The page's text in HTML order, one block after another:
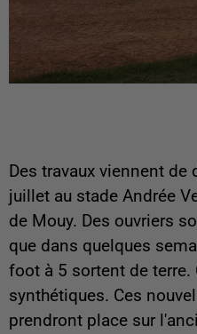
Des travaux viennent de
juillet au stade Andrée
de Mouy. Des ouvriers
que dans quelques
foot à 5 sortent de terre.
synthétiques. Ces
prendront place sur